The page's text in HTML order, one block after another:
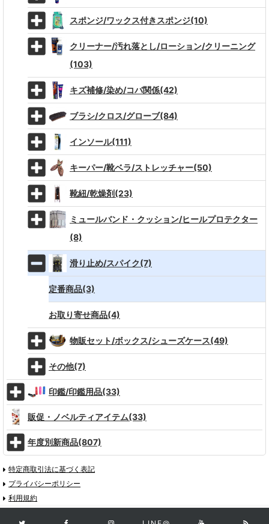
スポンジ/ワックス付きスポンジ(10)
クリーナー/汚れ落とし/ローション/クリーニング
(103)
キズ補修/染め/コバ関係(42)
ブラシ/クロス/グローブ(84)
インソール(111)
キーパー/靴ベラ/ストレッチャー(50)
靴紐/乾燥剤(23)
ミュールバンド・クッション/ヒールプロテクター
(8)
滑り止め/スパイク(7)
定番商品(3)
お取り寄せ商品(4)
物販セット/ボックス/シューズケース(49)
その他(7)
印鑑/印鑑用品(33)
販促・ノベルティアイテム(33)
年度別新商品(807)
特定商取引法に基づく表記
プライバシーポリシー
利用規約